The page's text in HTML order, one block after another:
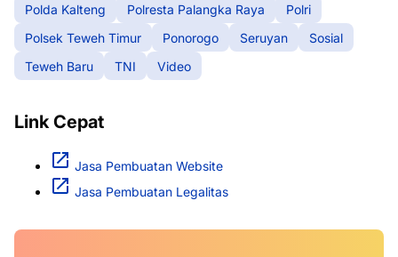
Polda Kalteng
Polresta Palangka Raya
Polri
Polsek Teweh Timur
Ponorogo Seruyan
Sosial
Teweh Baru
TNI Video
Link Cepat
Jasa Pembuatan Website
Jasa Pembuatan Legalitas